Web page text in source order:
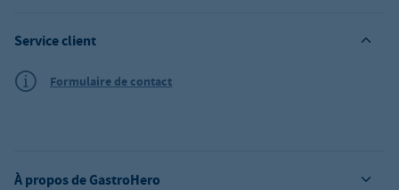
À propos de GastroHero
Service client
Formulaire de contact